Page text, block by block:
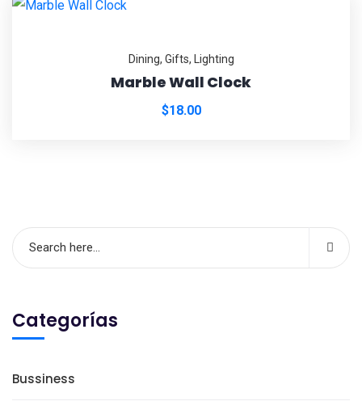
Dining, Gifts, Lighting
Marble Wall Clock
$18.00
Categorías
Bussiness